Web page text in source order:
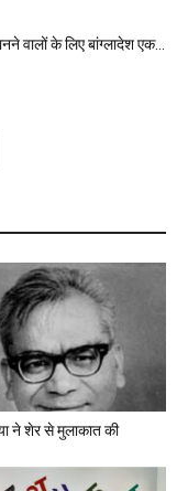
वालों के लिए बांग्लादेश एक...
ने शेर से मुलाकात की